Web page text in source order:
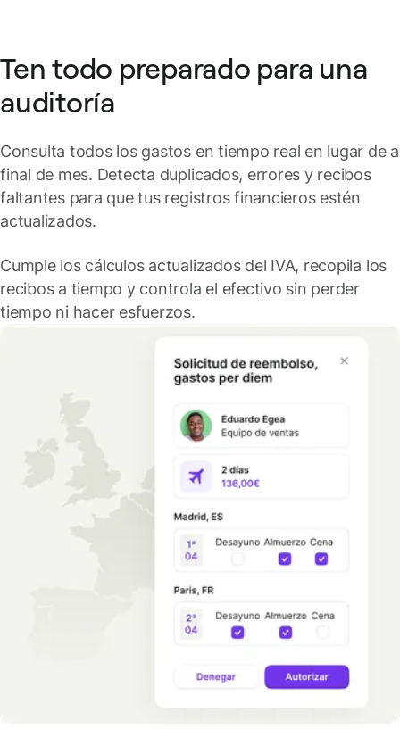
Ten todo preparado para una
auditoría
Consulta todos los gastos en tiempo real en lugar de a
final de mes. Detecta duplicados, errores y recibos
faltantes para que tus registros financieros estén
actualizados.
Cumple los cálculos actualizados del IVA, recopila los
recibos a tiempo y controla el efectivo sin perder
tiempo ni hacer esfuerzos.